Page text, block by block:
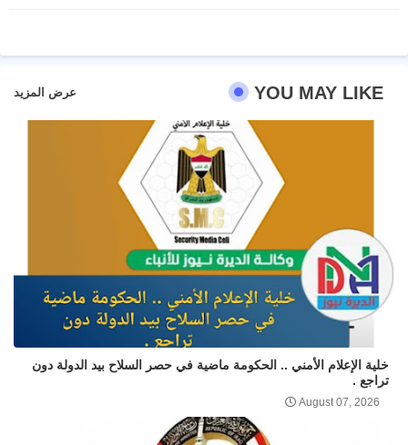
YOU MAY LIKE عرض المزيد
خلية الإعلام الأمني .. الحكومة ماضية في حصر السلاح بيد الدولة دون
تراجع .
August 07, 2026